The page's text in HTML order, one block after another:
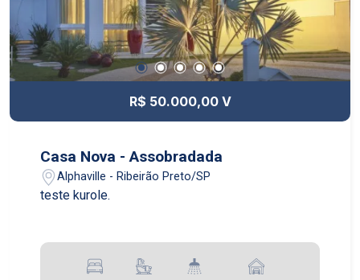
R$ 50.000,00 V
Casa Nova - Assobradada
Alphaville - Ribeirão Preto/SP
teste kurole.